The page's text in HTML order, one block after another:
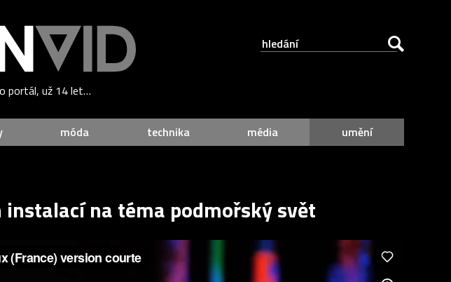
portál, už 14 let…
móda technika média umění
na téma podmořský svět